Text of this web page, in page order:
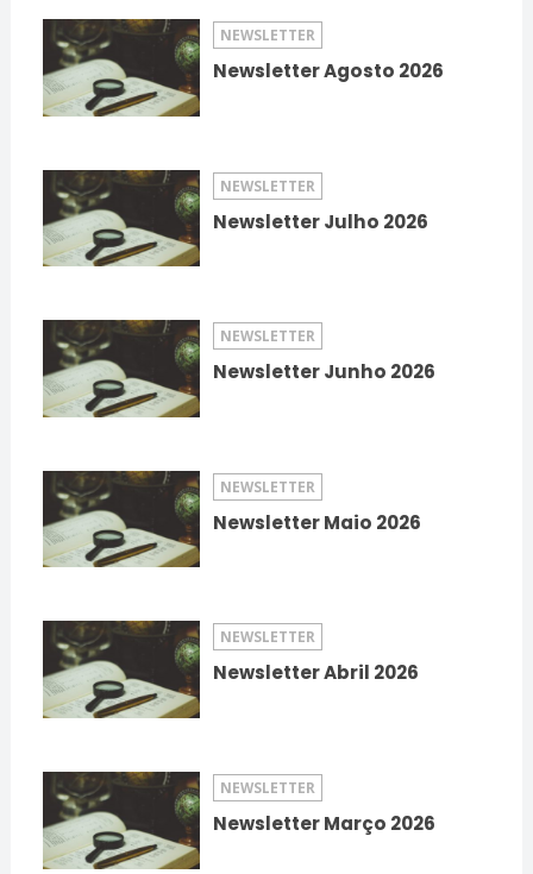
NEWSLETTER
Newsletter Agosto 2026
NEWSLETTER
Newsletter Julho 2026
NEWSLETTER
Newsletter Junho 2026
NEWSLETTER
Newsletter Maio 2026
NEWSLETTER
Newsletter Abril 2026
NEWSLETTER
Newsletter Março 2026